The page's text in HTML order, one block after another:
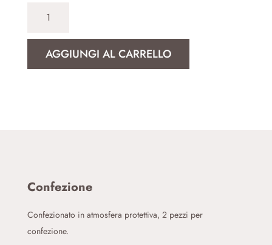
Pizza
Mono
AGGIUNGI AL CARRELLO
Confezione
Confezionato in atmosfera protettiva, 2 pezzi per
confezione.